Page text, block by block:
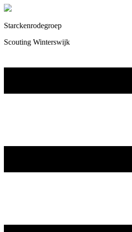
Starckenrodegroep
Scouting Winterswijk